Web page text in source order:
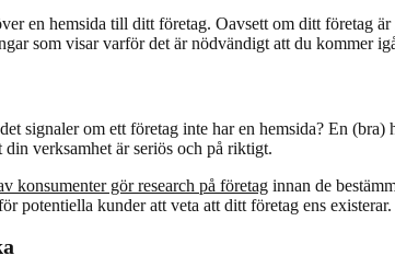
en hemsida till ditt företag. Oavsett om ditt företag
som visar varför det är nödvändigt att du kommer
signaler om ett företag inte har en hemsida? En
verksamhet är seriös och på riktigt.
konsumenter gör research på företag innan de
potentiella kunder att veta att ditt företag ens